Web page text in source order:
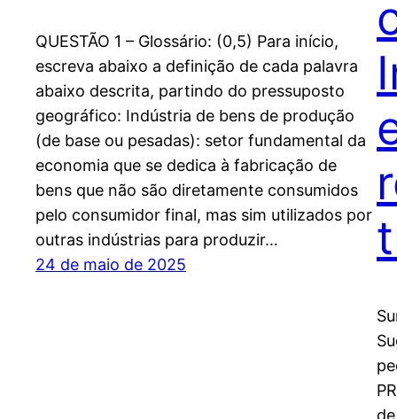
QUESTÃO 1 – Glossário: (0,5) Para início,
escreva abaixo a definição de cada palavra
abaixo descrita, partindo do pressuposto
geográfico: Indústria de bens de produção
(de base ou pesadas): setor fundamental da
economia que se dedica à fabricação de
bens que não são diretamente consumidos
pelo consumidor final, mas sim utilizados por
outras indústrias para produzir…
24 de maio de 2025